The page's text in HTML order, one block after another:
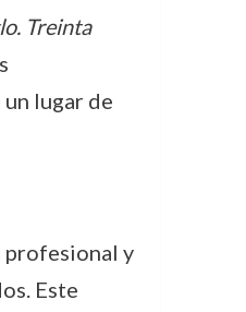
Treinta
lugar de
profesional y
Este